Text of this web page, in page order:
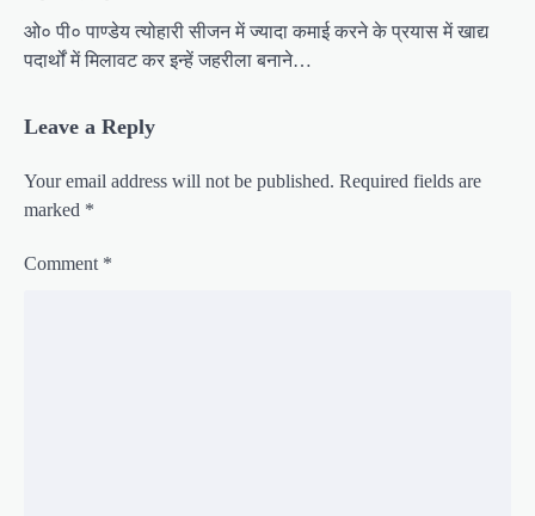
ओ० पी० पाण्डेय त्योहारी सीजन में ज्यादा कमाई करने के प्रयास में खाद्य
पदार्थों में मिलावट कर इन्हें जहरीला बनाने…
Leave a Reply
Your email address will not be published. Required fields are
marked *
Comment *